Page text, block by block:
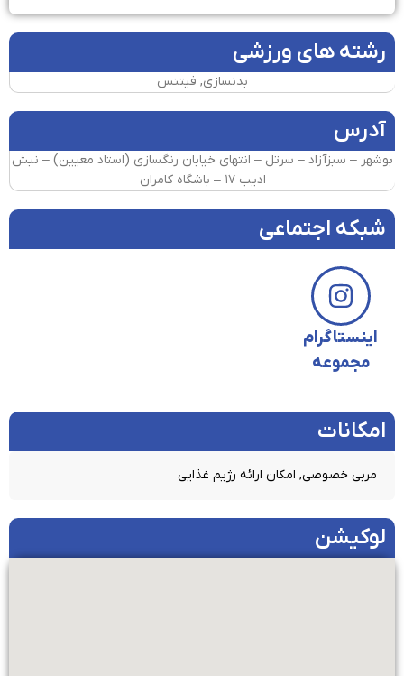
رشته های ورزشی
بدنسازی, فیتنس
آدرس
بوشهر – سبزآزاد – سرتل – انتهای خیابان رنگسازی (استاد معیین) – نبش
ادیب ۱۷ – باشگاه کامران
شبکه اجتماعی
اینستاگرام
مجموعه
امکانات​
مربی خصوصی, امکان ارائه رژیم غذایی
لوکیشن